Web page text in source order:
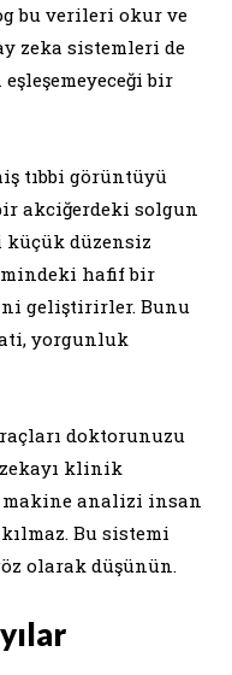
bu verileri okur ve
zeka sistemleri de
bir
tıbbi görüntüyü
akciğerdeki solgun
küçük düzensiz
hafif bir
geliştirirler. Bunu
yorgunluk
doktorunuzu
klinik
makine analizi insan
Bu sistemi
olarak düşünün.